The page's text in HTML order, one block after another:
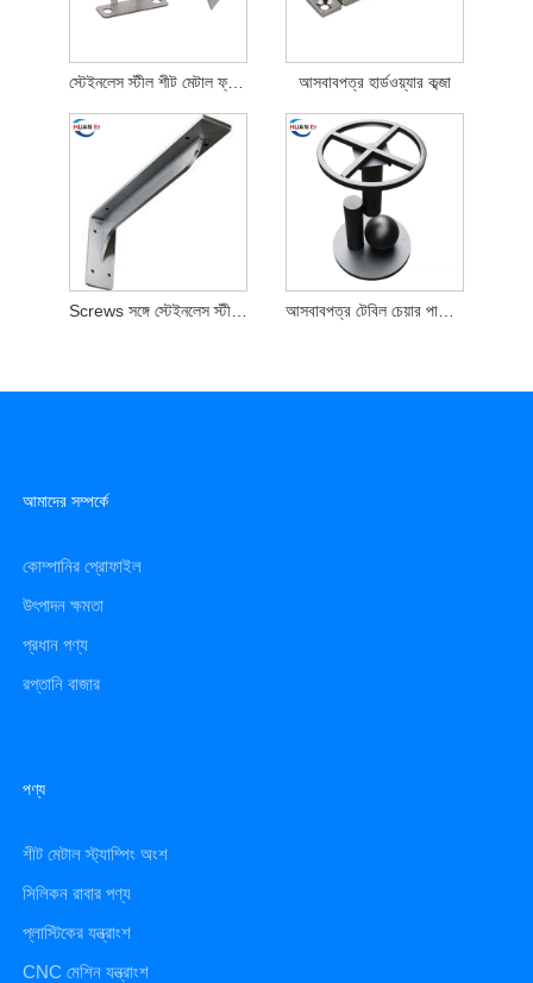
স্টেইনলেস স্টীল শীট মেটাল ফ্যাব্রিকেশন অংশ আসবাবপত্র হার্ডওয়্যার কব্জা
Screws সঙ্গে স্টেইনলেস স্টীল বন্ধনী মাউন্ট আসবাবপত্র টেবিল চেয়ার পায়ে বন্ধনী
আমাদের সম্পর্কে
কোম্পানির প্রোফাইল
উৎপাদন ক্ষমতা
প্রধান পণ্য
রপ্তানি বাজার
পণ্য
শীট মেটাল স্ট্যাম্পিং অংশ
সিলিকন রাবার পণ্য
প্লাস্টিকের যন্ত্রাংশ
CNC মেশিন যন্ত্রাংশ